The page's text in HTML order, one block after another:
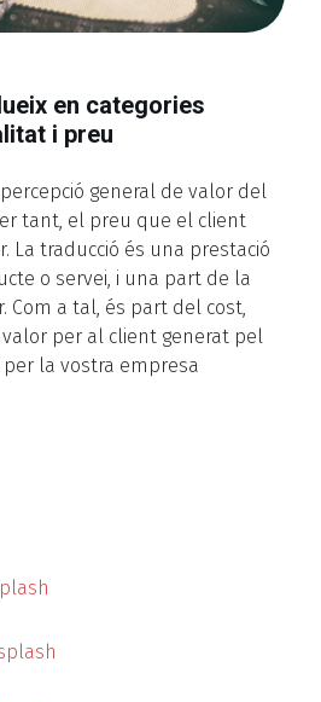
en categories
i preu
general de valor del
tant, el preu que el client
La traducció és una prestació
o servei, i una part de la
Com a tal, és part del cost,
per al client generat pel
la vostra empresa